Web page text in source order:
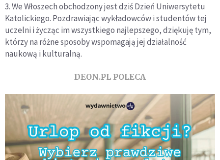
3. We Włoszech obchodzony jest dziś Dzień Uniwersytetu
Katolickiego. Pozdrawiając wykładowców i studentów tej
uczelni i życząc im wszystkiego najlepszego, dziękuję tym,
którzy na różne sposoby wspomagają jej działalność
naukową i kulturalną.
DEON.PL POLECA